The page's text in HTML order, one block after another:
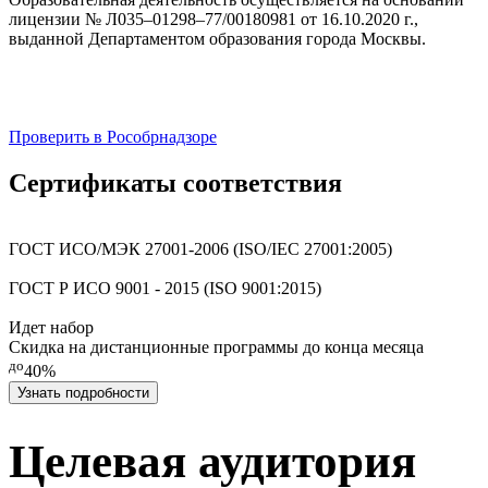
лицензии № Л035–01298–77/00180981 от 16.10.2020 г.,
выданной Департаментом образования города Москвы.
Проверить в Рособрнадзоре
Сертификаты соответствия
ГОСТ ИСО/МЭК 27001-2006 (ISO/IEC 27001:2005)
ГОСТ Р ИСО 9001 - 2015 (ISO 9001:2015)
Идет набор
Скидка на дистанционные программы до конца месяца
до40%
Узнать подробности
Целевая аудитория